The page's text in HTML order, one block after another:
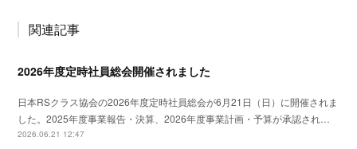
関連記事
2026年度定時社員総会開催されました
日本RSクラス協会の2026年度定時社員総会が6月21日（日）に開催されま
した。2025年度事業報告・決算、2026年度事業計画・予算が承認され…
2026.06.21 12:47